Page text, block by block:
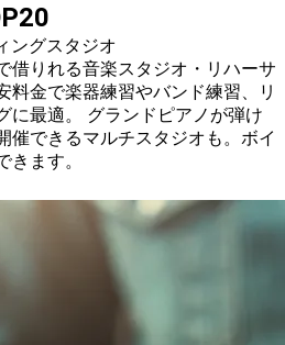
ングスタジオ
借りれる音楽スタジオ・リハーサ
料金で楽器練習やバンド練習、リ
に最適。 グランドピアノが弾け
催できるマルチスタジオも。ボイ
きます。